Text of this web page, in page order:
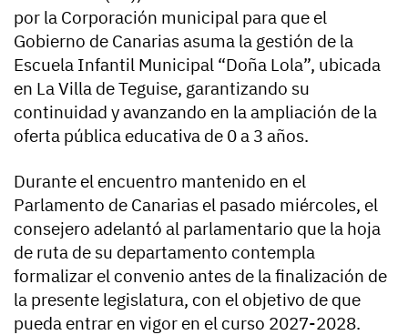
por la Corporación municipal para que el
Gobierno de Canarias asuma la gestión de la
Escuela Infantil Municipal “Doña Lola”, ubicada
en La Villa de Teguise, garantizando su
continuidad y avanzando en la ampliación de la
oferta pública educativa de 0 a 3 años.
Durante el encuentro mantenido en el
Parlamento de Canarias el pasado miércoles, el
consejero adelantó al parlamentario que la hoja
de ruta de su departamento contempla
formalizar el convenio antes de la finalización de
la presente legislatura, con el objetivo de que
pueda entrar en vigor en el curso 2027-2028.